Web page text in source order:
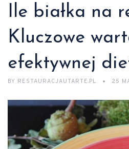
Ile białka na
Kluczowe
efektywnej
BY RESTAURACJAUTARTE.PL 25